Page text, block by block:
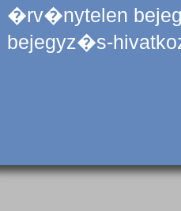
�rv�nytelen
bejegyz�s-